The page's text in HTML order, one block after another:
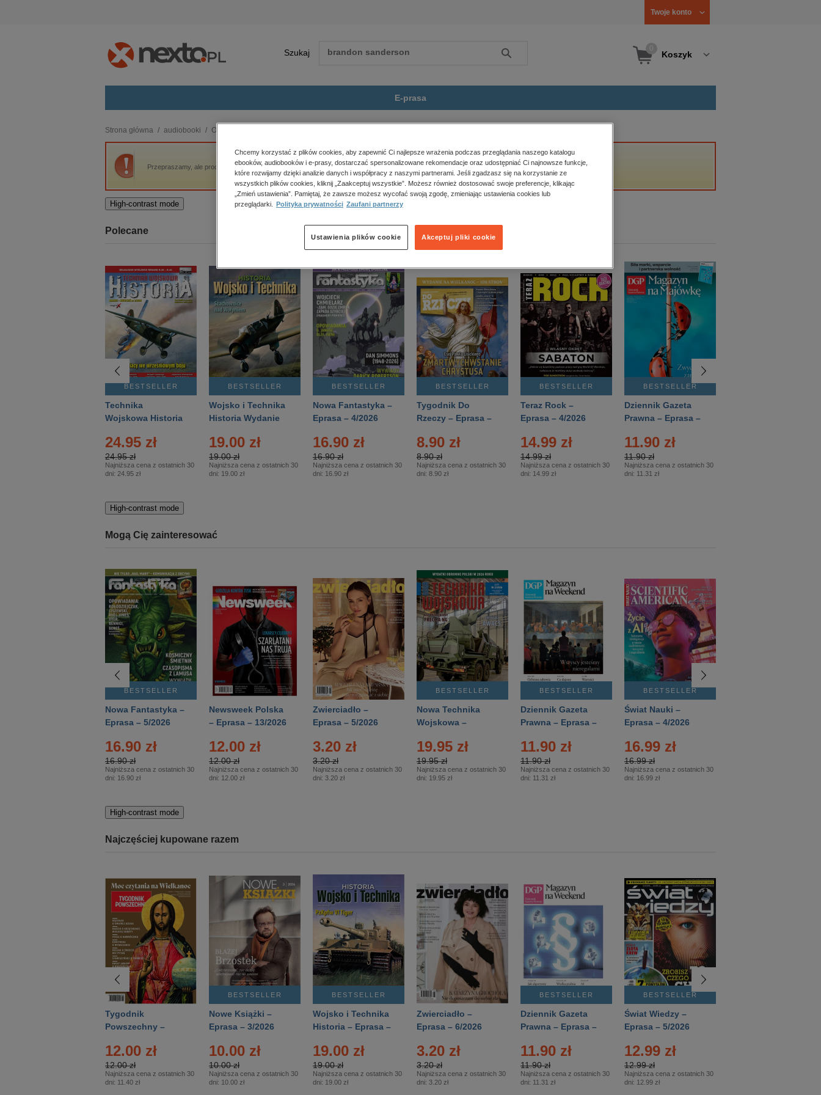
Twoje konto
Szukaj Szukaj Koszyk
E-prasa
budownictwo, aranżacja wnętrz
biznesowe, branżowe, gospodarka
darmowe wydania
edukacja
kobiece, lifestyle, kultura
polityka, społeczno-informacyjne
psychologiczne
inne
popularno-naukowe
historia
zdrowie
religie
Strona główna audiobooki Obyczajowe
Przepraszamy, ale produkt „Rajska Jabłoń” nie jest dostępny.
High-contrast mode
Polecane
BESTSELLER
Technika
Wojskowa Historia
24.95 zł
24.95 zł
Najniższa cena z ostatnich 30
dni: 24.95 zł
BESTSELLER
Wojsko i Technika
Historia Wydanie
– 2/2026
19.00 zł
19.00 zł
Najniższa cena z ostatnich 30
dni: 19.00 zł
BESTSELLER
Nowa Fantastyka –
Eprasa – 4/2026
16.90 zł
16.90 zł
Najniższa cena z ostatnich 30
dni: 16.90 zł
BESTSELLER
Tygodnik Do
Rzeczy – Eprasa –
8.90 zł
8.90 zł
Najniższa cena z ostatnich 30
dni: 8.90 zł
BESTSELLER
Teraz Rock –
Eprasa – 4/2026
14.99 zł
14.99 zł
Najniższa cena z ostatnich 30
dni: 14.99 zł
BESTSELLER
Dziennik Gazeta
Prawna – Eprasa –
11.90 zł
11.90 zł
Najniższa cena z ostatnich 30
dni: 11.31 zł
High-contrast mode
Mogą Cię zainteresować
BESTSELLER
Nowa Fantastyka –
Eprasa – 5/2026
16.90 zł
16.90 zł
Najniższa cena z ostatnich 30
dni: 16.90 zł
Newsweek Polska
– Eprasa – 13/2026
12.00 zł
12.00 zł
Najniższa cena z ostatnich 30
dni: 12.00 zł
Zwierciadło –
Eprasa – 5/2026
3.20 zł
3.20 zł
Najniższa cena z ostatnich 30
dni: 3.20 zł
BESTSELLER
Nowa Technika
Wojskowa –
19.95 zł
19.95 zł
Najniższa cena z ostatnich 30
dni: 19.95 zł
BESTSELLER
Dziennik Gazeta
Prawna – Eprasa –
11.90 zł
11.90 zł
Najniższa cena z ostatnich 30
dni: 11.31 zł
BESTSELLER
Świat Nauki –
Eprasa – 4/2026
16.99 zł
16.99 zł
Najniższa cena z ostatnich 30
dni: 16.99 zł
High-contrast mode
Najczęściej kupowane razem
Tygodnik
Powszechny –
12.00 zł
12.00 zł
Najniższa cena z ostatnich 30
dni: 11.40 zł
BESTSELLER
Nowe Książki –
Eprasa – 3/2026
10.00 zł
10.00 zł
Najniższa cena z ostatnich 30
dni: 10.00 zł
BESTSELLER
Wojsko i Technika
Historia – Eprasa –
19.00 zł
19.00 zł
Najniższa cena z ostatnich 30
dni: 19.00 zł
Zwierciadło –
Eprasa – 6/2026
3.20 zł
3.20 zł
Najniższa cena z ostatnich 30
dni: 3.20 zł
BESTSELLER
Dziennik Gazeta
Prawna – Eprasa –
11.90 zł
11.90 zł
Najniższa cena z ostatnich 30
dni: 11.31 zł
BESTSELLER
Świat Wiedzy –
Eprasa – 5/2026
12.99 zł
12.99 zł
Najniższa cena z ostatnich 30
dni: 12.99 zł
Chcemy korzystać z plików cookies, aby zapewnić Ci najlepsze wrażenia podczas przeglądania naszego katalogu
ebooków, audiobooków i e-prasy, dostarczać spersonalizowane rekomendacje oraz udostępniać Ci najnowsze funkcje,
które rozwijamy dzięki analizie danych i współpracy z naszymi partnerami. Jeśli zgadzasz się na korzystanie ze
wszystkich plików cookies, kliknij „Zaakceptuj wszystkie”. Możesz również dostosować swoje preferencje, klikając
„Zmień ustawienia”. Pamiętaj, że zawsze możesz wycofać swoją zgodę, zmieniając ustawienia cookies lub
przeglądarki.
Polityka prywatności Zaufani partnerzy
Akceptuj pliki cookie
Ustawienia plików cookie